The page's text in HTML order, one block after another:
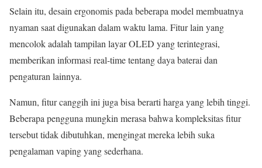
Selain itu, desain ergonomis pada beberapa model membuatnya
nyaman saat digunakan dalam waktu lama. Fitur lain yang
mencolok adalah tampilan layar OLED yang terintegrasi,
memberikan informasi real-time tentang daya baterai dan
pengaturan lainnya.
Namun, fitur canggih ini juga bisa berarti harga yang lebih tinggi.
Beberapa pengguna mungkin merasa bahwa kompleksitas fitur
tersebut tidak dibutuhkan, mengingat mereka lebih suka
pengalaman vaping yang sederhana.